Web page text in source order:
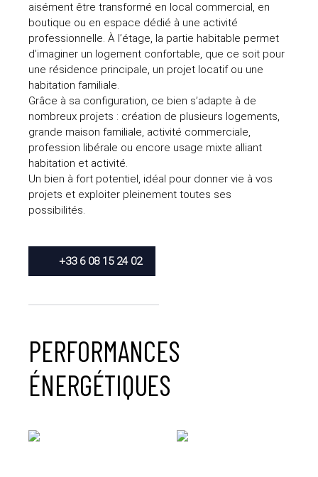
aisément être transformé en local commercial, en
boutique ou en espace dédié à une activité
professionnelle. À l’étage, la partie habitable permet
d’imaginer un logement confortable, que ce soit pour
une résidence principale, un projet locatif ou une
habitation familiale.
Grâce à sa configuration, ce bien s’adapte à de
nombreux projets : création de plusieurs logements,
grande maison familiale, activité commerciale,
profession libérale ou encore usage mixte alliant
habitation et activité.
Un bien à fort potentiel, idéal pour donner vie à vos
projets et exploiter pleinement toutes ses
possibilités.
+33 6 08 15 24 02
PERFORMANCES
ÉNERGÉTIQUES